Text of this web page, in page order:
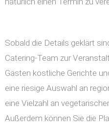
Sobald die Details geklärt
Catering-Team zur
Gästen köstliche Gerichte
eine riesige Auswahl an
eine Vielzahl an
Außerdem können Sie die